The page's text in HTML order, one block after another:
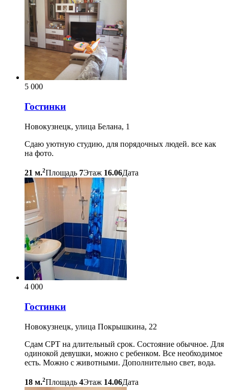
5 000
Гостинки
Новокузнецк, улица Белана, 1
Сдаю уютную студию, для порядочных людей. все как
на фото.
21 м.2Площадь 7Этаж 16.06Дата
4 000
Гостинки
Новокузнецк, улица Покрышкина, 22
Сдам СРТ на длительный срок. Состояние обычное. Для
одинокой девушки, можно с ребенком. Все необходимое
есть. Можно с животными. Дополнительно свет, вода.
18 м.2Площадь 4Этаж 14.06Дата